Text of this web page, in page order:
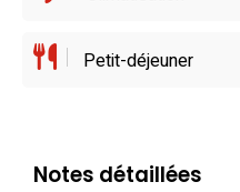
Petit-déjeuner
Notes détaillées